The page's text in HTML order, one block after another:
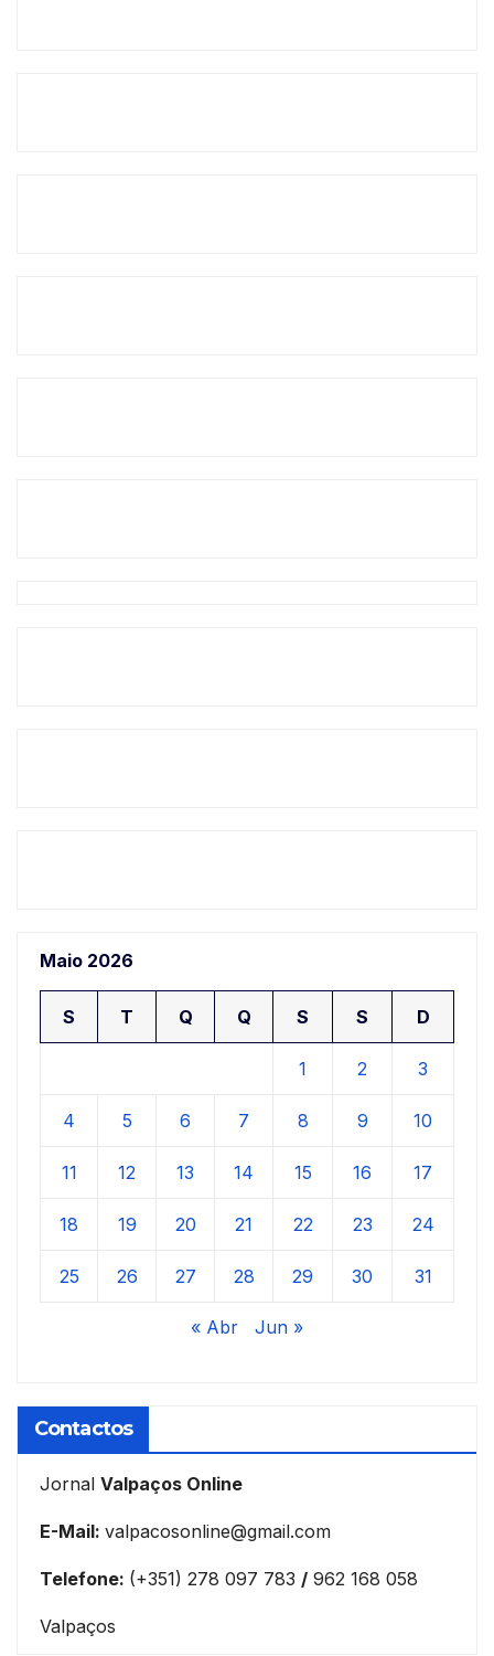
Maio 2026
S T Q Q S S D
1 2 3
4 5 6 7 8 9 10
11 12 13 14 15 16 17
18 19 20 21 22 23 24
25 26 27 28 29 30 31
« Abr Jun »
Contactos
Jornal Valpaços Online
E-Mail: valpacosonline@gmail.com
Telefone: (+351) 278 097 783 / 962 168 058
Valpaços